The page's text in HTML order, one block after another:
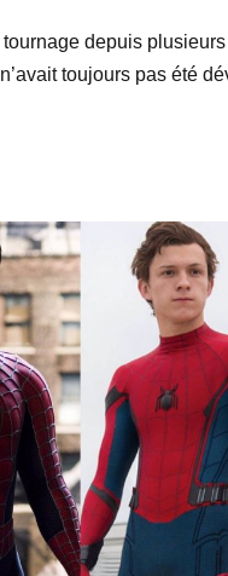
depuis
toujours pas été